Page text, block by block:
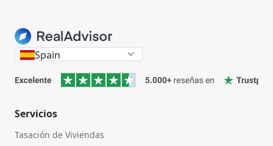
Spain
Servicios
Tasación de Viviendas